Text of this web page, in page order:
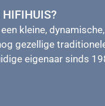
kleine, dynamische,
gezellige
eigenaar sinds